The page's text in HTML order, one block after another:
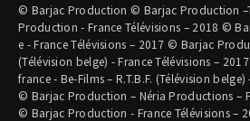
© Barjac Production © Barjac Production
Production - France Télévisions – 2018 ©
e - France Télévisions – 2017 © Barjac
(Télévision belge) - France Télévisions –
france - Be-Films – R.T.B.F. (Télévision
© Barjac Production – Néria Productions –
© Barjac Production - France Télévisions –